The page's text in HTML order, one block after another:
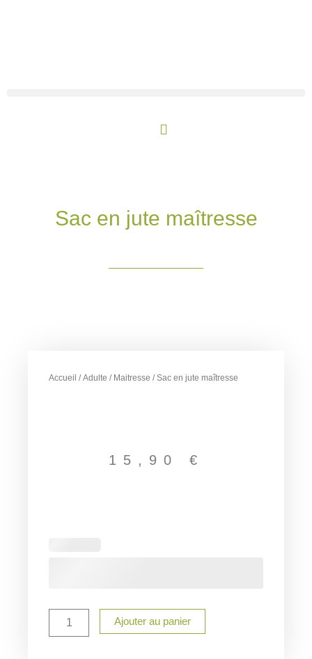
Panier
Sac en jute maîtresse
Accueil /Adulte / Maitresse / Sac en jute maîtresse
15,90 €
Ajouter au panier